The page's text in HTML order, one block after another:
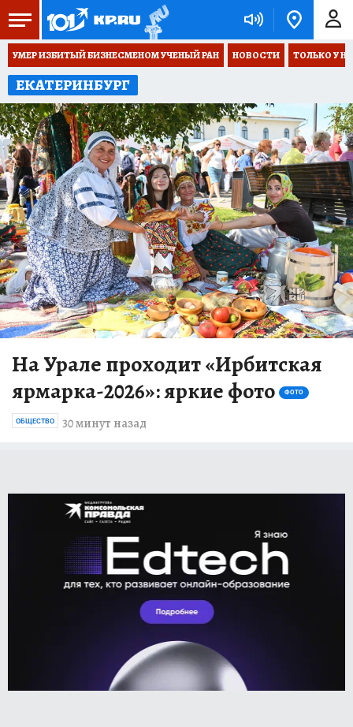
УМЕР ИЗБИТЫЙ БИЗНЕСМЕНОМ УЧЕНЫЙ РАН НОВОСТИ ТОЛЬКО У
ЕКАТЕРИНБУРГ
На Урале проходит «Ирбитская
ярмарка-2026»: яркие фото
ФОТО
30 минут назад
ОБЩЕСТВО